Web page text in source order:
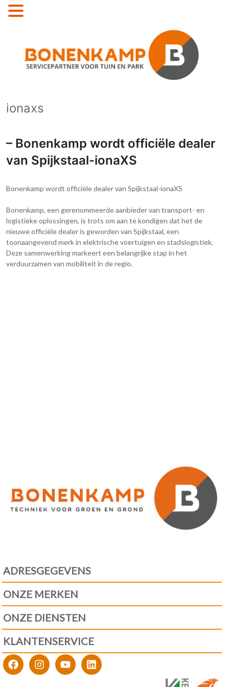
ionaxs
– Bonenkamp wordt officiële dealer
van Spijkstaal-ionaXS
Bonenkamp wordt officiële dealer van Spijkstaal-ionaXS
Bonenkamp, een gerenommeerde aanbieder van transport- en
logistieke oplossingen, is trots om aan te kondigen dat het de
nieuwe officiële dealer is geworden van Spijkstaal, een
toonaangevend merk in elektrische voertuigen en stadslogistiek.
Deze samenwerking markeert een belangrijke stap in het
verduurzamen van mobiliteit in de regio.
ADRESGEGEVENS
ONZE MERKEN
ONZE DIENSTEN
KLANTENSERVICE